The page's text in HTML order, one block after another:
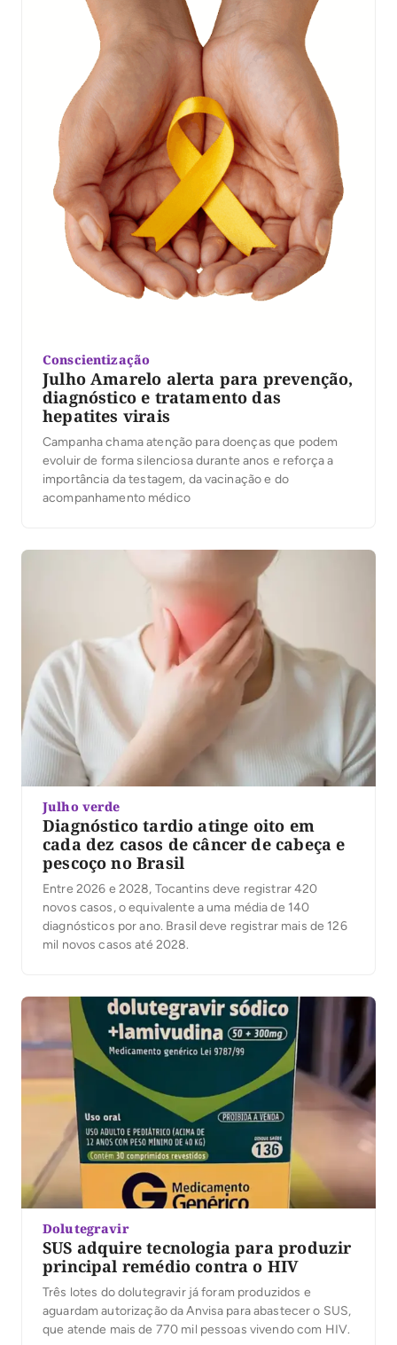
Conscientização
Julho Amarelo alerta para prevenção,
diagnóstico e tratamento das
hepatites virais
Campanha chama atenção para doenças que podem
evoluir de forma silenciosa durante anos e reforça a
importância da testagem, da vacinação e do
acompanhamento médico
Julho verde
Diagnóstico tardio atinge oito em
cada dez casos de câncer de cabeça e
pescoço no Brasil
Entre 2026 e 2028, Tocantins deve registrar 420
novos casos, o equivalente a uma média de 140
diagnósticos por ano. Brasil deve registrar mais de 126
mil novos casos até 2028.
Dolutegravir
SUS adquire tecnologia para produzir
principal remédio contra o HIV
Três lotes do dolutegravir já foram produzidos e
aguardam autorização da Anvisa para abastecer o SUS,
que atende mais de 770 mil pessoas vivendo com HIV.